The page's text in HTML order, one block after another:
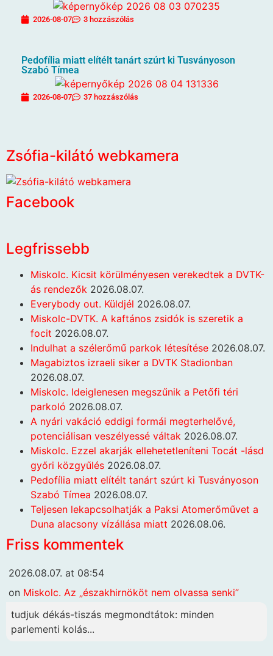
2026-08-07 3 hozzászólás
Pedofília miatt elítélt tanárt szúrt ki Tusványoson
Szabó Tímea
2026-08-07 37 hozzászólás
Zsófia-kilátó webkamera
Facebook
Legfrissebb
Miskolc. Kicsit körülményesen verekedtek a DVTK-
ás rendezők 2026.08.07.
Everybody out. Küldjél 2026.08.07.
Miskolc-DVTK. A kaftános zsidók is szeretik a
focit 2026.08.07.
Indulhat a szélerőmű parkok létesítése 2026.08.07.
Magabiztos izraeli siker a DVTK Stadionban
2026.08.07.
Miskolc. Ideiglenesen megszűnik a Petőfi téri
parkoló 2026.08.07.
A nyári vakáció eddigi formái megterhelővé,
potenciálisan veszélyessé váltak 2026.08.07.
Miskolc. Ezzel akarják ellehetetleníteni Tocát -lásd
győri közgyűlés 2026.08.07.
Pedofília miatt elítélt tanárt szúrt ki Tusványoson
Szabó Tímea 2026.08.07.
Teljesen lekapcsolhatják a Paksi Atomerőművet a
Duna alacsony vízállása miatt 2026.08.06.
Friss kommentek
2026.08.07. at 08:54
on Miskolc. Az „északhirnököt nem olvassa senki”
tudjuk dékás-tiszás megmondtátok: minden
parlementi kolás...